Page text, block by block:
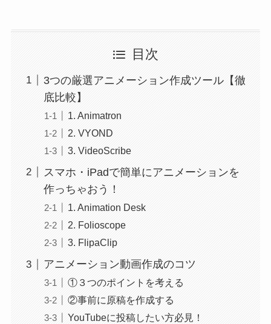
目次
3つの厳選アニメーション作成ツール【徹
底比較】
1. Animatron
2. VYOND
3. VideoScribe
スマホ・iPadで簡単にアニメーションを
作っちゃおう！
1. Animation Desk
2. Folioscope
3. FlipaClip
アニメーション動画作成のコツ
①３つのポイントを考える
②事前に原稿を作成する
YouTubeに投稿したい方必見！